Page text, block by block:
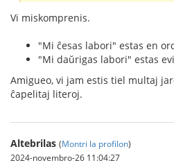
Vi miskomprenis.
"Mi ĉesas labori" estas en
"Mi daŭrigas labori" estas
Amigueo, vi jam estis tiel multaj
ĉapelitaj literoj.
Altebrilas (Montri la profilon)
2024-novembro-26 11:04:27